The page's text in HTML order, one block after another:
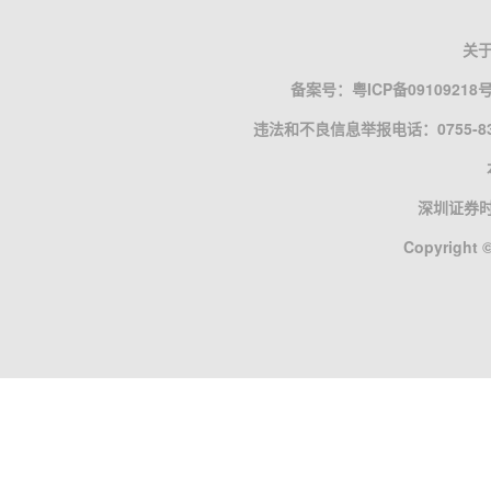
关
备案号： 粤ICP备09109218
违法和不良信息举报电话：0755-
深圳证券
Copyright